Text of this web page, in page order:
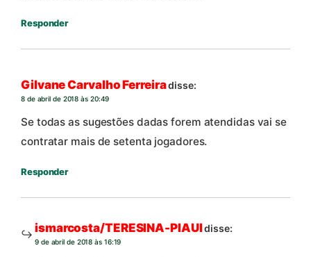
Responder
Gilvane Carvalho Ferreiradisse:
8 de abril de 2018 às 20:49
Se todas as sugestões dadas forem atendidas vai se
contratar mais de setenta jogadores.
Responder
ismarcosta/TERESINA-PIAUIdisse:
9 de abril de 2018 às 16:19